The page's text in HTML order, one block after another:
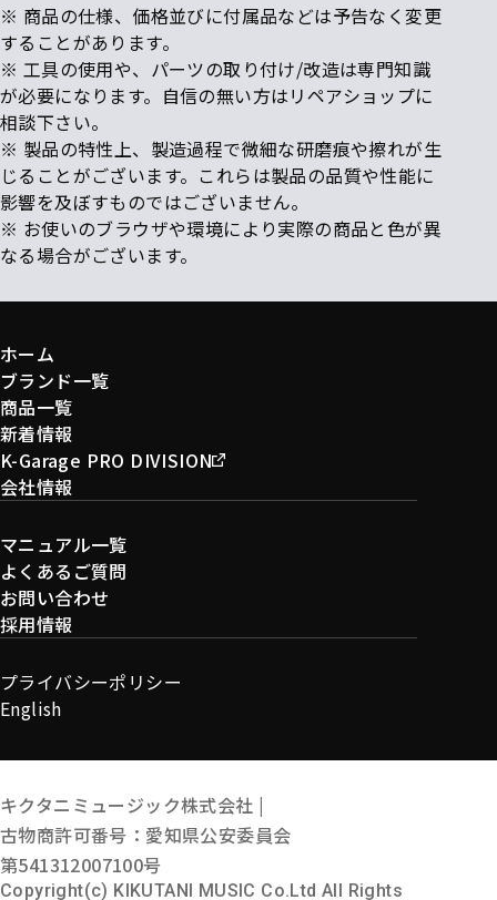
※ 商品の仕様、価格並びに付属品などは予告なく変更
することがあります。
※ 工具の使用や、パーツの取り付け/改造は専門知識
が必要になります。自信の無い方はリペアショップに
相談下さい。
※ 製品の特性上、製造過程で微細な研磨痕や擦れが生
じることがございます。これらは製品の品質や性能に
影響を及ぼすものではございません。
※ お使いのブラウザや環境により実際の商品と色が異
なる場合がございます。
ホーム
ブランド一覧
商品一覧
新着情報
K-Garage PRO DIVISION
会社情報
マニュアル一覧
よくあるご質問
お問い合わせ
採用情報
プライバシーポリシー
English
キクタニミュージック株式会社 |
古物商許可番号：愛知県公安委員会
第541312007100号
Copyright(c) KIKUTANI MUSIC Co.Ltd All Rights